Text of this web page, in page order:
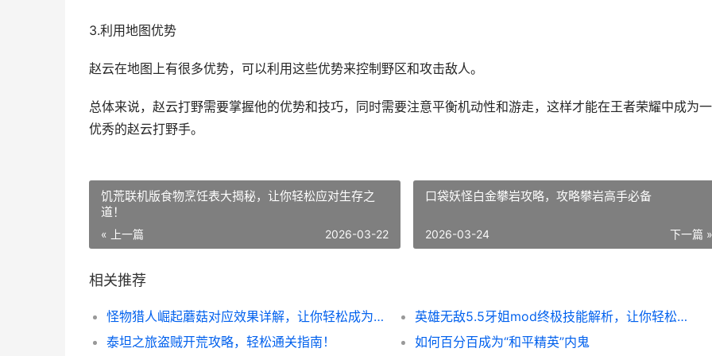
3.利用地图优势
赵云在地图上有很多优势，可以利用这些优势来控制野区和攻击敌人。
总体来说，赵云打野需要掌握他的优势和技巧，同时需要注意平衡机动性和游走，这样才能在王者荣耀中成为
优秀的赵云打野手。
饥荒联机版食物烹饪表大揭秘，让你轻松应对生存之
道！
« 上一篇 2026-03-22
口袋妖怪白金攀岩攻略，攻略攀岩高手必备
下一篇 »
2026-03-24
相关推荐
怪物猎人崛起蘑菇对应效果详解，让你轻松成为高手！
英雄无敌5.5牙姐mod终极技能解析，让你轻松搞定战场！
泰坦之旅盗贼开荒攻略，轻松通关指南！
如何百分百成为“和平精英”内鬼